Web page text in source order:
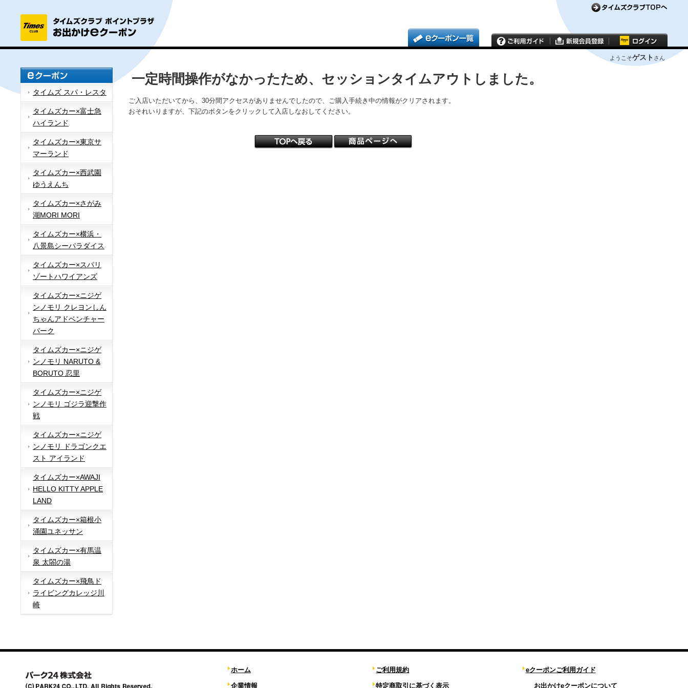
ようこそゲスト さん
タイムズ スパ・レスタ
タイムズカー×富士急
ハイランド
タイムズカー×東京サ
マーランド
タイムズカー×西武園
ゆうえんち
タイムズカー×さがみ
湖MORI MORI
タイムズカー×横浜・
八景島シーパラダイス
タイムズカー×スパリ
ゾートハワイアンズ
タイムズカー×ニジゲ
ンノモリ クレヨンしん
ちゃんアドベンチャー
パーク
タイムズカー×ニジゲ
ンノモリ NARUTO &
BORUTO 忍里
タイムズカー×ニジゲ
ンノモリ ゴジラ迎撃作
戦
タイムズカー×ニジゲ
ンノモリ ドラゴンクエ
スト アイランド
タイムズカー×AWAJI
HELLO KITTY APPLE
LAND
タイムズカー×箱根小
涌園ユネッサン
タイムズカー×有馬温
泉 太閤の湯
タイムズカー×飛鳥ド
ライビングカレッジ川
崎
一定時間操作がなかったため、セッションタイムアウトしました。
ご入店いただいてから、30分間アクセスがありませんでしたので、ご購入手続き中の情報がクリアされます。
おそれいりますが、下記のボタンをクリックして入店しなおしてください。
ホーム
企業情報
ご利用規約
特定商取引に基づく表示
eクーポンご利用ガイド
お出かけeクーポンについて